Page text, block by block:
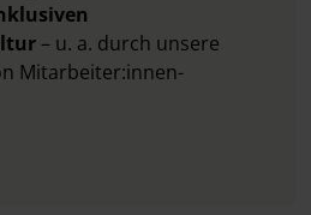
– u. a. durch unsere
Mitarbeiter:innen-